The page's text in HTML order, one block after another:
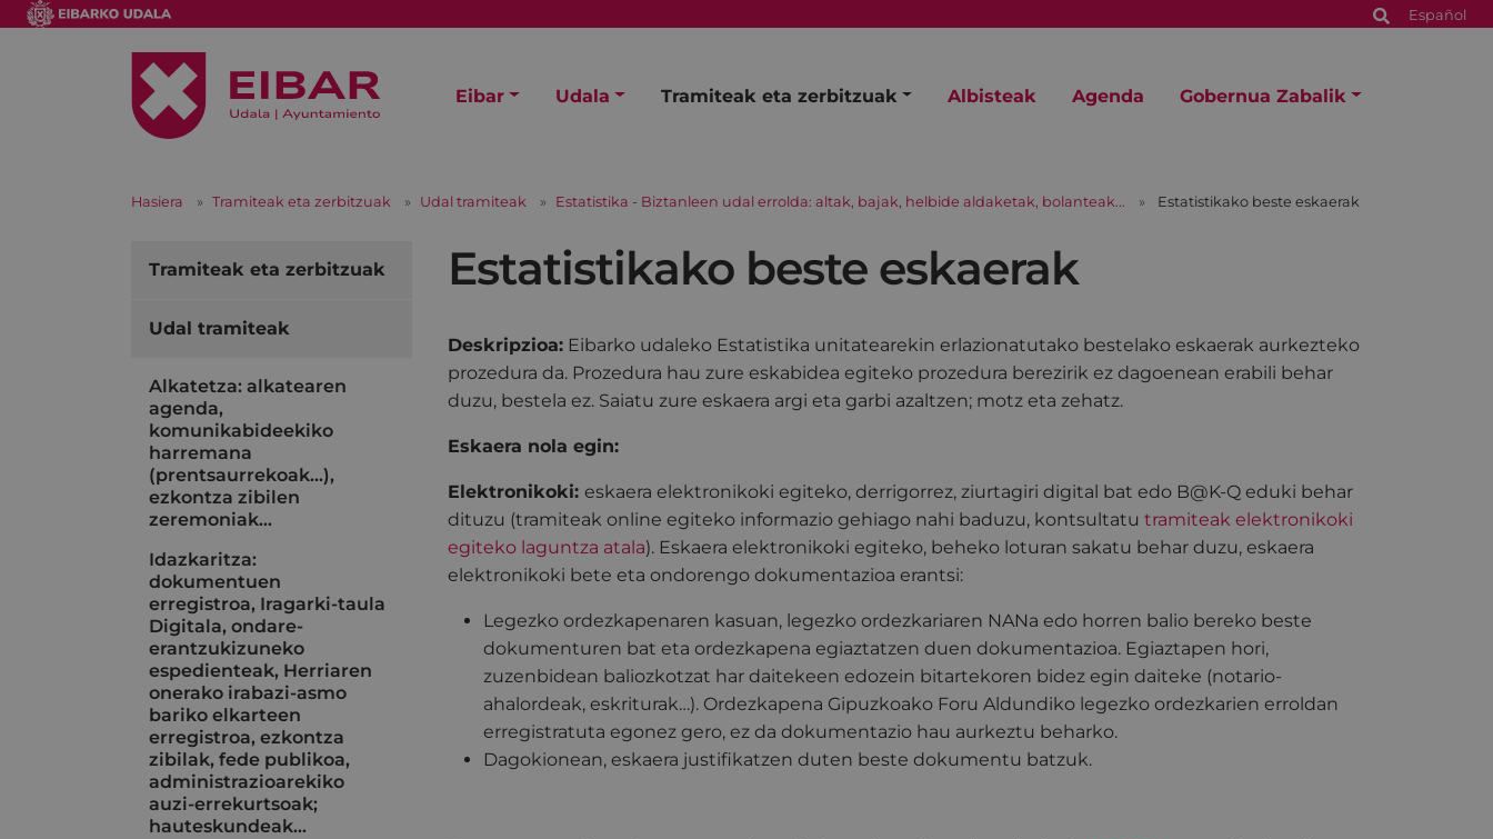
Español
Eibar Udala Tramiteak eta zerbitzuak Albisteak Agenda Gobernua Zabalik
Hasiera Tramiteak eta zerbitzuak Udal tramiteak Estatistika - Biztanleen udal errolda: altak, bajak, helbide aldaketak, bolanteak... Estatistikako beste eskaerak
Estatistikako beste eskaerak
Deskripzioa: Eibarko udaleko Estatistika unitatearekin erlazionatutako bestelako eskaerak aurkezteko
prozedura da. Prozedura hau zure eskabidea egiteko prozedura berezirik ez dagoenean erabili behar
duzu, bestela ez. Saiatu zure eskaera argi eta garbi azaltzen; motz eta zehatz.
Eskaera nola egin:
Elektronikoki: eskaera elektronikoki egiteko, derrigorrez, ziurtagiri digital bat edo B@K-Q eduki behar
dituzu (tramiteak online egiteko informazio gehiago nahi baduzu, kontsultatu tramiteak elektronikoki
egiteko laguntza atala). Eskaera elektronikoki egiteko, beheko loturan sakatu behar duzu, eskaera
elektronikoki bete eta ondorengo dokumentazioa erantsi:
Legezko ordezkapenaren kasuan, legezko ordezkariaren NANa edo horren balio bereko beste
dokumenturen bat eta ordezkapena egiaztatzen duen dokumentazioa. Egiaztapen hori,
zuzenbidean baliozkotzat har daitekeen edozein bitartekoren bidez egin daiteke (notario-
ahalordeak, eskriturak…). Ordezkapena Gipuzkoako Foru Aldundiko legezko ordezkarien erroldan
erregistratuta egonez gero, ez da dokumentazio hau aurkeztu beharko.
Dagokionean, eskaera justifikatzen duten beste dokumentu batzuk.
Tramiteak eta zerbitzuak
Udal tramiteak
Alkatetza: alkatearen
agenda,
komunikabideekiko
harremana
(prentsaurrekoak...),
ezkontza zibilen
zeremoniak…
Idazkaritza:
dokumentuen
erregistroa, Iragarki-taula
Digitala, ondare-
erantzukizuneko
espedienteak, Herriaren
onerako irabazi-asmo
bariko elkarteen
erregistroa, ezkontza
zibilak, fede publikoa,
administrazioarekiko
auzi-errekurtsoak;
hauteskundeak…